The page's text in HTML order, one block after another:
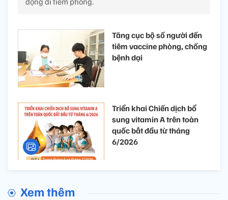
Tăng cục bộ số người đến
tiêm vaccine phòng, chống
bệnh dại
Triển khai Chiến dịch bổ
sung vitamin A trên toàn
quốc bắt đầu từ tháng
6/2026
Xem thêm